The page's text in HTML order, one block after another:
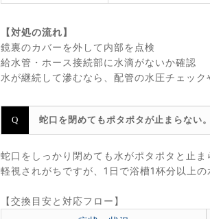
【対処の流れ】
鏡裏のカバーを外して内部を点検
給水管・ホース接続部に水滴がないか確認
水が継続して滲むなら、配管の水圧チェッ
蛇口を閉めてもポタポタが止まらない。
蛇口をしっかり閉めても水がポタポタと止
軽視されがちですが、1日で浴槽1杯分以上
【交換目安と対応フロー】